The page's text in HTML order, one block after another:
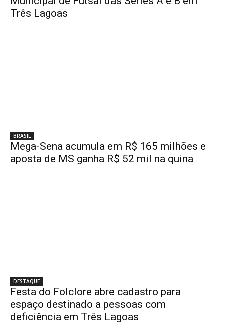
Três Lagoas
BRASIL
Mega-Sena acumula em R$ 165 milhões e
aposta de MS ganha R$ 52 mil na quina
DESTAQUE
Festa do Folclore abre cadastro para
espaço destinado a pessoas com
deficiência em Três Lagoas